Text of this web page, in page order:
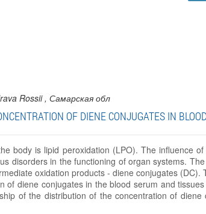
Rossii , Самарская обл
OF DIENE CONJUGATES IN
body is lipid peroxidation (LPO). The influence
disorders in the functioning of organ systems.
oxidation products - diene conjugates
of diene conjugates in the blood serum and
of the distribution of the concentration of